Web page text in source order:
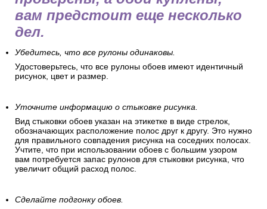
Это защитит пол, позволит удобно разложить обойные
полосы и подготовиться к оклеиванию.
Перед поклейкой обоев
Когда стены подготовлены и
вам предстоит еще несколько
дел.
Убедитесь, что все рулоны одинаковы.
Удостоверьтесь, что все рулоны обоев имеют идентичный
рисунок, цвет и размер.
Уточните информацию о стыковке рисунка.